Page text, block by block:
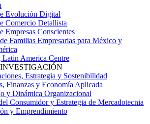
Evolución Digital
Comercio Detallista
Empresas Conscientes
Familias Empresarias para México y
America Centre
Estrategia y Sostenibilidad
Finanzas y Economía Aplicada
y Dinámica Organizacional
Consumidor y Estrategia de Mercadotecnia
y Emprendimiento